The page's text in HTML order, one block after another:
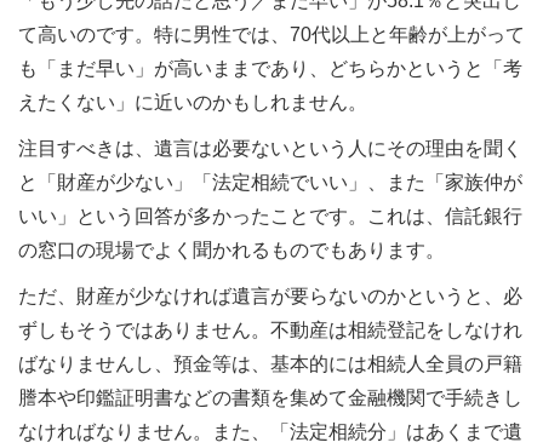
て高いのです。特に男性では、70代以上と年齢が上がって
も「まだ早い」が高いままであり、どちらかというと「考
えたくない」に近いのかもしれません。
注目すべきは、遺言は必要ないという人にその理由を聞く
と「財産が少ない」「法定相続でいい」、また「家族仲が
いい」という回答が多かったことです。これは、信託銀行
の窓口の現場でよく聞かれるものでもあります。
ただ、財産が少なければ遺言が要らないのかというと、必
ずしもそうではありません。不動産は相続登記をしなけれ
ばなりませんし、預金等は、基本的には相続人全員の戸籍
謄本や印鑑証明書などの書類を集めて金融機関で手続きし
なければなりません。また、「法定相続分」はあくまで遺